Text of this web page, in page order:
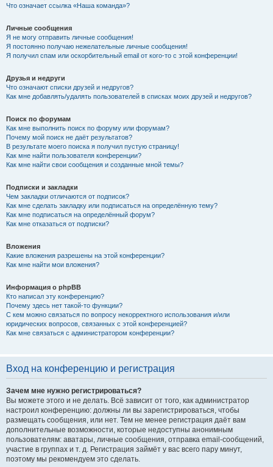
Что означает ссылка «Наша команда»?
Личные сообщения
Я не могу отправить личные сообщения!
Я постоянно получаю нежелательные личные сообщения!
Я получил спам или оскорбительный email от кого-то с этой конференции!
Друзья и недруги
Что означают списки друзей и недругов?
Как мне добавлять/удалять пользователей в списках моих друзей и недругов?
Поиск по форумам
Как мне выполнить поиск по форуму или форумам?
Почему мой поиск не даёт результатов?
В результате моего поиска я получил пустую страницу!
Как мне найти пользователя конференции?
Как мне найти свои сообщения и созданные мной темы?
Подписки и закладки
Чем закладки отличаются от подписок?
Как мне сделать закладку или подписаться на определённую тему?
Как мне подписаться на определённый форум?
Как мне отказаться от подписки?
Вложения
Какие вложения разрешены на этой конференции?
Как мне найти мои вложения?
Информация о phpBB
Кто написал эту конференцию?
Почему здесь нет такой-то функции?
С кем можно связаться по вопросу некорректного использования и/или
юридических вопросов, связанных с этой конференцией?
Как мне связаться с администратором конференции?
Вход на конференцию и регистрация
Зачем мне нужно регистрироваться?
Вы можете этого и не делать. Всё зависит от того, как администратор
настроил конференцию: должны ли вы зарегистрироваться, чтобы
размещать сообщения, или нет. Тем не менее регистрация даёт вам
дополнительные возможности, которые недоступны анонимным
пользователям: аватары, личные сообщения, отправка email-сообщений,
участие в группах и т. д. Регистрация займёт у вас всего пару минут,
поэтому мы рекомендуем это сделать.